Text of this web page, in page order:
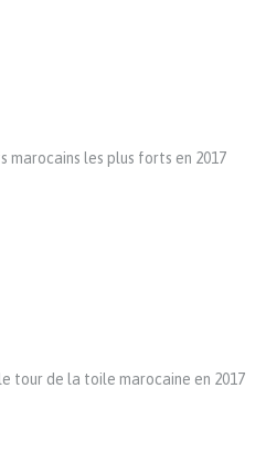
marocains les plus forts en 2017
tour de la toile marocaine en 2017